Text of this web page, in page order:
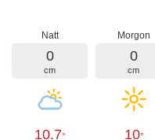
Natt
0
cm
10.7°
Morgon
0
cm
10°